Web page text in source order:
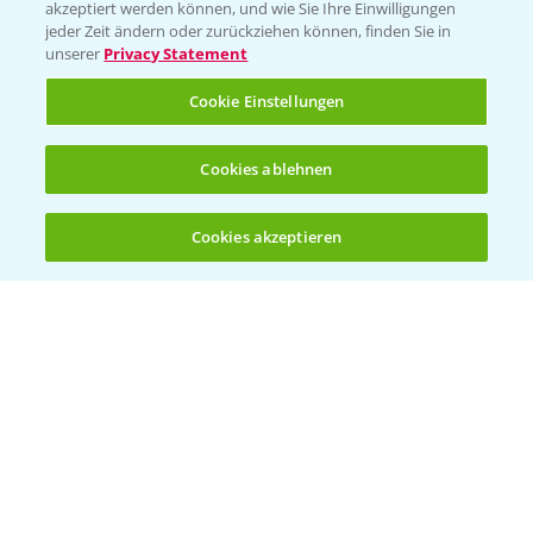
(noch 4)
T.+49 (0)174 346 564 1
KONTAKT
Hilfe in Notfällen
+49 (0)214/30-20220
akzeptiert werden können, und wie Sie Ihre Einwilligungen
jeder Zeit ändern oder zurückziehen können, finden Sie in
unserer Privacy Statement
Cookie Einstellungen
Cookies ablehnen
Cookies akzeptieren